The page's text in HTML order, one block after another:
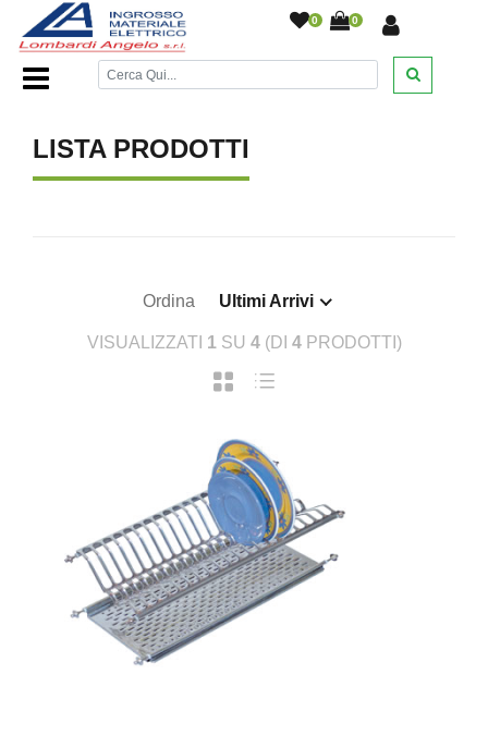
0 0
Home Page//
LISTA PRODOTTI
Ordina Ultimi Arrivi
VISUALIZZATI 1 SU 4(DI 4PRODOTTI)